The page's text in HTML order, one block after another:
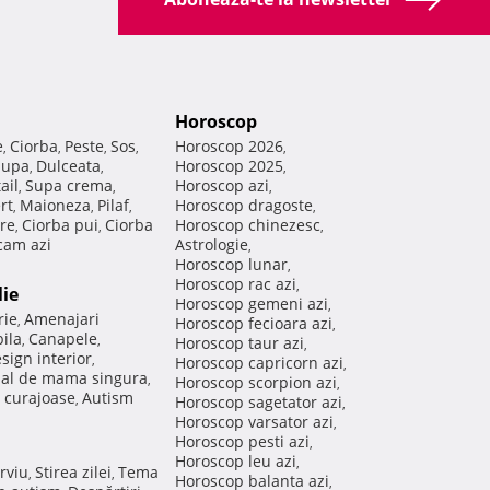
, Ciorba, Peste, Sos,
, Dulceata,
, Supa crema,
, Maioneza, Pilaf,
, Ciorba pui, Ciorba
azi
, Amenajari
, Canapele,
interior,
de mama singura,
curajoase, Autism
, Stirea zilei, Tema
Horoscop
Horoscop 2026,
Horoscop 2025,
Horoscop azi,
Horoscop dragoste,
Horoscop chinezesc,
Astrologie,
Horoscop lunar,
Horoscop rac azi,
Horoscop gemeni azi,
Horoscop fecioara azi,
Horoscop taur azi,
Horoscop capricorn azi,
Horoscop scorpion azi,
Horoscop sagetator azi,
Horoscop varsator azi,
Horoscop pesti azi,
Horoscop leu azi,
Horoscop balanta azi,